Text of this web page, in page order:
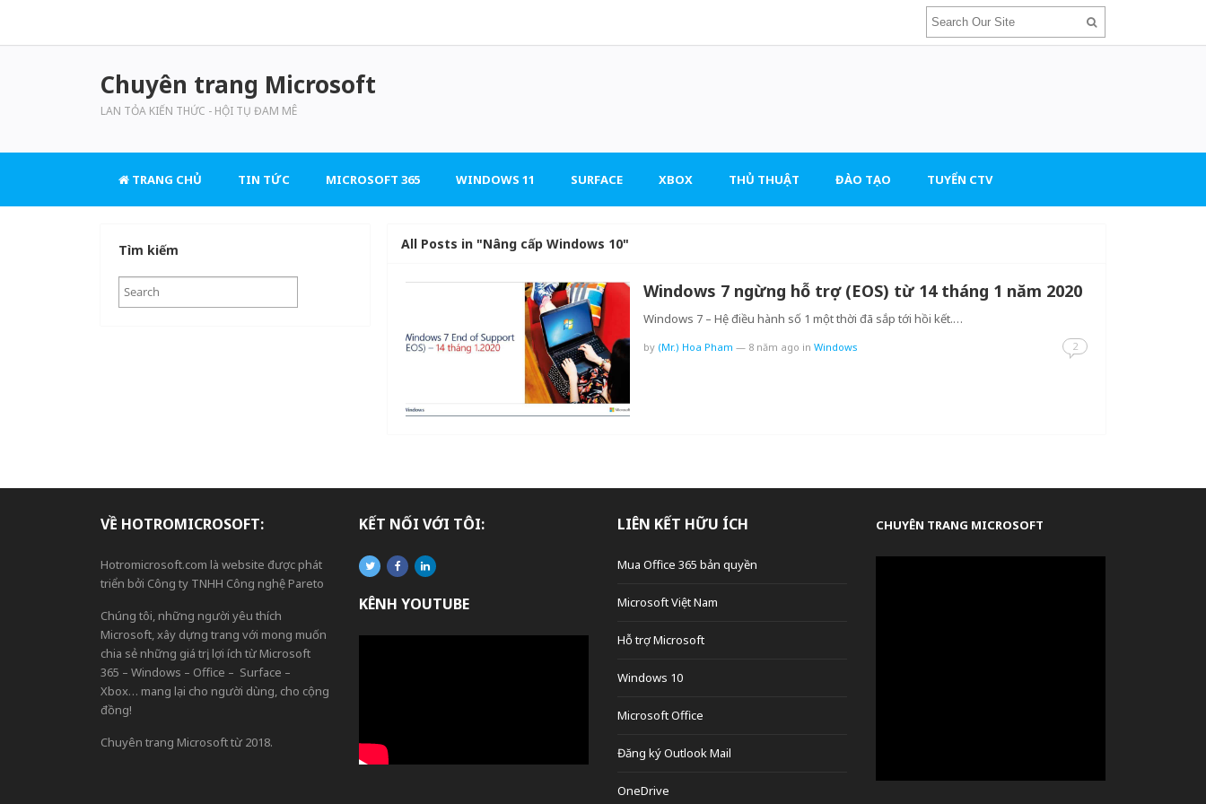
Chuyên trang Microsoft
LAN TỎA KIẾN THỨC - HỘI TỤ ĐAM MÊ
TRANG CHỦ TIN TỨC MICROSOFT 365 WINDOWS 11 SURFACE XBOX THỦ THUẬT ĐÀO TẠO TUYỂN CTV
All Posts in "Nâng cấp Windows 10"
Windows 7 ngừng hỗ trợ (EOS) từ 14 tháng 1 năm 2020
Windows 7 – Hệ điều hành số 1 một thời đã sắp tới hồi kết.…
by (Mr.) Hoa Pham — 8 năm ago in Windows 2
Tìm kiếm
VỀ HOTROMICROSOFT:
Hotromicrosoft.com là website được phát
triển bởi Công ty TNHH Công nghệ Pareto
Chúng tôi, những người yêu thích
Microsoft, xây dựng trang với mong muốn
chia sẻ những giá trị, lợi ích từ Microsoft
365 – Windows – Office – Surface –
Xbox… mang lại cho người dùng, cho cộng
đồng!
Chuyên trang Microsoft từ 2018.
KẾT NỐI VỚI TÔI:
KÊNH YOUTUBE
LIÊN KẾT HỮU ÍCH
Mua Office 365 bản quyền
Microsoft Việt Nam
Hỗ trợ Microsoft
Windows 10
Microsoft Office
Đăng ký Outlook Mail
OneDrive
CHUYÊN TRANG MICROSOFT